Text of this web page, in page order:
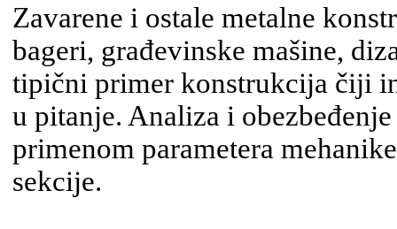
Zavarene i ostale metalne
bageri, građevinske mašine,
tipični primer konstrukcija čiji
u pitanje. Analiza i
primenom parametera
sekcije.